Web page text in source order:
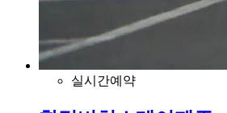
실시간예약